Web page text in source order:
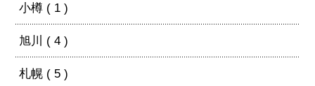
小樽 ( 1 )
旭川 ( 4 )
札幌 ( 5 )